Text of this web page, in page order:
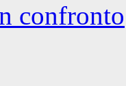
confronto